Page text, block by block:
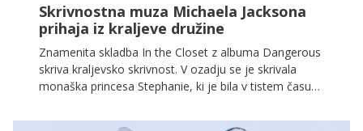
Skrivnostna muza Michaela Jacksona
prihaja iz kraljeve družine
Znamenita skladba In the Closet z albuma Dangerous
skriva kraljevsko skrivnost. V ozadju se je skrivala
monaška princesa Stephanie, ki je bila v tistem času
glasbenih odrih.